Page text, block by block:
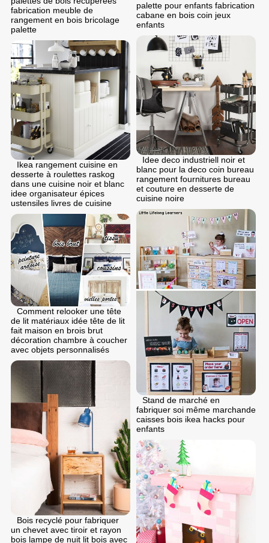
fabrication meuble de
rangement en bois bricolage
palette
palette pour enfants fabrication
cabane en bois coin jeux
enfants
Idee deco industriell noir et
blanc pour la deco coin bureau
rangement fournitures bureau
et couture en desserte de
cuisine noire
Ikea rangement cuisine en
desserte à roulettes raskog
dans une cuisine noir et blanc
idee organisateur épices
ustensiles livres de cuisine
Stand de marché en
fabriquer soi même marchande
caisses bois ikea hacks pour
enfants
Comment relooker une tête
de lit matériaux idée tête de lit
fait maison en brois brut
décoration chambre à coucher
avec objets personnalisés
Bois recyclé pour fabriquer
un chevet avec tiroir et rayon
bois lampe de nuit lit bois avec